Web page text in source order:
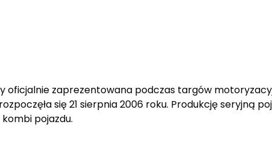
oficjalnie zaprezentowana podczas targów
się 21 sierpnia 2006 roku. Produkcję seryjną
pojazdu.